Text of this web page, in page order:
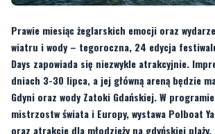
Prawie miesiąc żeglarskich emocji oraz
wiatru i wody – tegoroczna, 24 edycja
Days zapowiada się niezwykle atrakcyjnie.
dniach 3-30 lipca, a jej główną areną będzie
Gdyni oraz wody Zatoki Gdańskiej. W
mistrzostw świata i Europy, wystawa Polboat
oraz atrakcje dla młodzieży na gdyńskiej plaży.